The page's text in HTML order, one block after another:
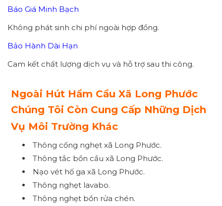
Báo Giá Minh Bạch
Không phát sinh chi phí ngoài hợp đồng.
Bảo Hành Dài Hạn
Cam kết chất lượng dịch vụ và hỗ trợ sau thi công.
Ngoài Hút Hầm Cầu Xã Long Phước
Chúng Tôi Còn Cung Cấp Những Dịch
Vụ Môi Trường Khác
Thông cống nghẹt xã Long Phước.
Thông tắc bồn cầu xã Long Phước.
Nạo vét hố ga xã Long Phước.
Thông nghẹt lavabo.
Thông nghẹt bồn rửa chén.